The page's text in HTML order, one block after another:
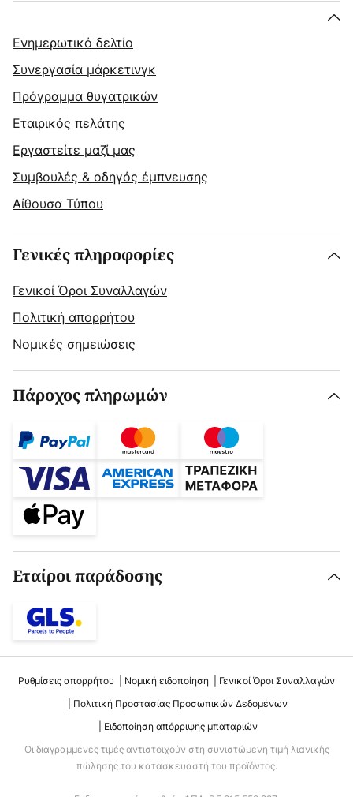
Ενημερωτικό δελτίο
Συνεργασία μάρκετινγκ
Πρόγραμμα θυγατρικών
Εταιρικός πελάτης
Εργαστείτε μαζί μας
Συμβουλές & οδηγός έμπνευσης
Αίθουσα Τύπου
Γενικές πληροφορίες
Γενικοί Όροι Συναλλαγών
Πολιτική απορρήτου
Νομικές σημειώσεις
Πάροχος πληρωμών
Εταίροι παράδοσης
Ρυθμίσεις απορρήτου Νομική ειδοποίηση
Γενικοί Όροι Συναλλαγών
Πολιτική Προστασίας Προσωπικών Δεδομένων
Ειδοποίηση απόρριψης μπαταριών
Οι διαγραμμένες τιμές αντιστοιχούν στη συνιστώμενη τιμή λιανικής
πώλησης του κατασκευαστή του προϊόντος.